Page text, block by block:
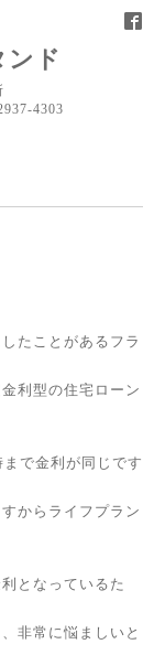
ンド
4303
たことがあるフラ
利型の住宅ローン
で金利が同じです
からライフプラン
となっているた
非常に悩ましいと